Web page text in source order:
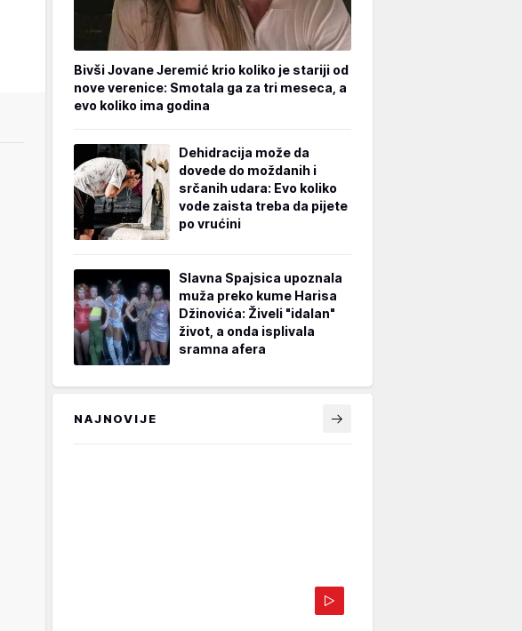
Bivši Jovane Jeremić krio koliko je stariji od
nove verenice: Smotala ga za tri meseca, a
evo koliko ima godina
Dehidracija može da
dovede do moždanih i
srčanih udara: Evo koliko
vode zaista treba da pijete
po vrućini
Slavna Spajsica upoznala
muža preko kume Harisa
Džinovića: Živeli "idalan"
život, a onda isplivala
sramna afera
NAJNOVIJE